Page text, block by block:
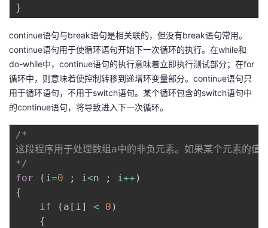
}
continue语句与break语句是相关联的，但没有break语句常用。
continue语句用于使循环语句开始下一次循环的执行。在while和
do-while中，continue语句的执行意味着立即执行测试部分；在for
循环中，则意味着使控制转移到递增环变量部分。continue语句只
用于循环语句，不用于switch语句。某个循环包含的switch语句中
的continue语句，将导致进入下一次循环。
/*
这段程序用于处理数组a中的非负元素。如果某个元素的值
*/
for
( i=0 ; i<n ; i++ )
{
if
( a [ i] < 0 )
{